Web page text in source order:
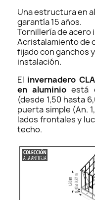
Una estructura en
garantía 15 años.
Tornillería de acero
Acristalamiento de
fijado con ganchos
instalación.
El invernadero
en aluminio está
(desde 1,50 hasta
puerta simple (An.
lados frontales y
techo.